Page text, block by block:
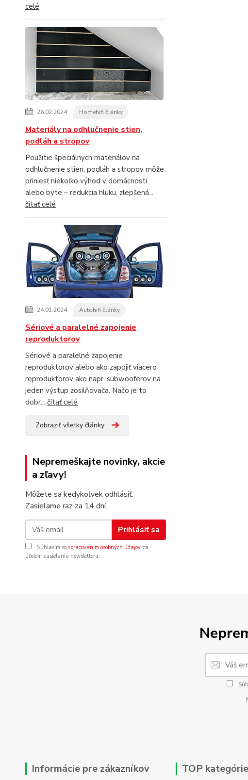
celé
26.02.2024 Homehifi články
Materiály na odhlučnenie stien,
podláh a stropov
Použitie špeciálnych materiálov na
odhlučnenie stien, podláh a stropov môže
priniesť niekoľko výhod v domácnosti
alebo byte – redukcia hluku, zlepšená...
čítať celé
24.01.2024 Autohifi články
Sériové a paralelné zapojenie
reproduktorov
Sériové a paralelné zapojenie
reproduktorov alebo ako zapojiť viacero
reproduktorov ako napr. subwooferov na
jeden výstup zosilňovača. Načo je to
dobr... čítať celé
Zobraziť všetky články
Nepremeškajte novinky, akcie
a zľavy!
Môžete sa kedykoľvek odhlásiť.
Zasielame raz za 14 dní.
Prihlásiť sa
Súhlasím so spracovaním osobných údajov za
účelom zasielania newslettera.
Informácie pre zákazníkov TOP kategórie